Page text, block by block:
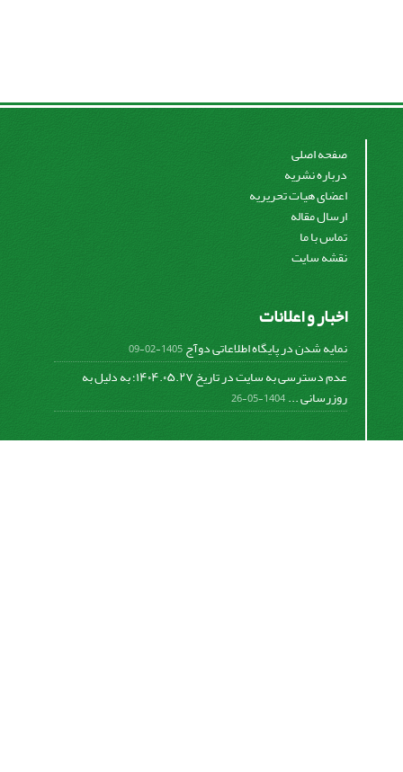
صفحه اصلی
درباره نشریه
اعضای هیات تحریریه
ارسال مقاله
تماس با ما
نقشه سایت
اخبار و اعلانات
نمایه شدن در پایگاه اطلاعاتی دوآج1405-02-09
عدم دسترسی به سایت در تاریخ ۱۴۰۴.۰۵.۲۷؛ به دلیل به
روزرسانی ...1404-05-26